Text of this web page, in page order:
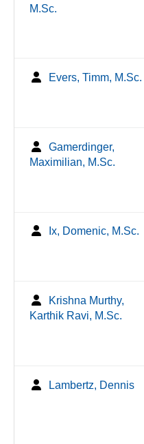
M.Sc.
Evers, Timm, M.Sc.
Gamerdinger,
Maximilian, M.Sc.
Ix, Domenic, M.Sc.
Krishna Murthy,
Karthik Ravi, M.Sc.
Lambertz, Dennis